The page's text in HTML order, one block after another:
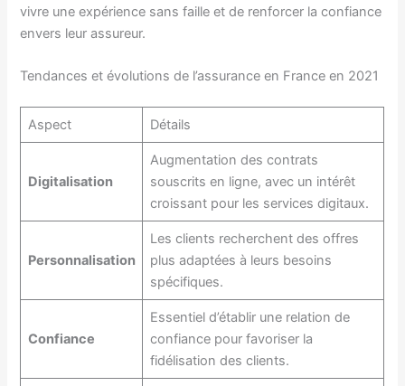
vivre une expérience sans faille et de renforcer la confiance
envers leur assureur.
Tendances et évolutions de l’assurance en France en 2021
Aspect Détails
Digitalisation
Augmentation des contrats
souscrits en ligne, avec un intérêt
croissant pour les services digitaux.
Personnalisation
Les clients recherchent des offres
plus adaptées à leurs besoins
spécifiques.
Confiance
Essentiel d’établir une relation de
confiance pour favoriser la
fidélisation des clients.